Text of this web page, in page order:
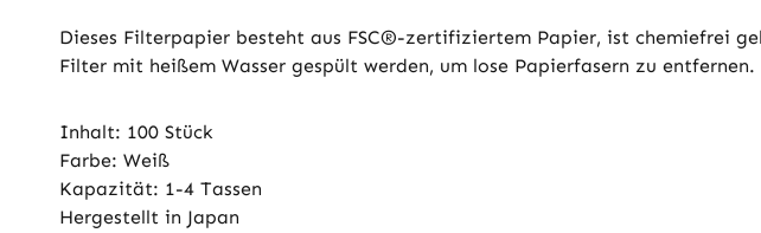
Dieses Filterpapier besteht aus FSC®-zertifiziertem Papier, ist chemiefrei
Filter mit heißem Wasser gespült werden, um lose Papierfasern zu
Inhalt: 100 Stück
Farbe: Weiß
Kapazität: 1-4 Tassen
Hergestellt in Japan